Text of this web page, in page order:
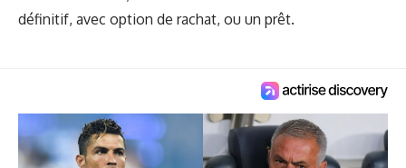
définitif, avec option de rachat, ou un prêt.